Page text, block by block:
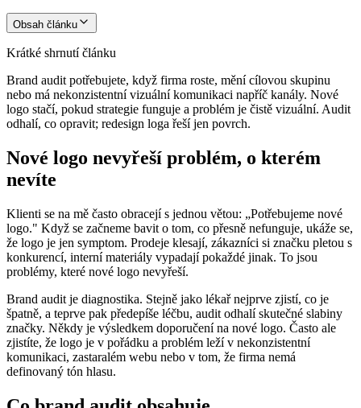
Obsah článku
Krátké shrnutí článku
Brand audit potřebujete, když firma roste, mění cílovou skupinu
nebo má nekonzistentní vizuální komunikaci napříč kanály. Nové
logo stačí, pokud strategie funguje a problém je čistě vizuální. Audit
odhalí, co opravit; redesign loga řeší jen povrch.
Nové logo nevyřeší problém, o kterém
nevíte
Klienti se na mě často obracejí s jednou větou: „Potřebujeme nové
logo." Když se začneme bavit o tom, co přesně nefunguje, ukáže se,
že logo je jen symptom. Prodeje klesají, zákazníci si značku pletou s
konkurencí, interní materiály vypadají pokaždé jinak. To jsou
problémy, které nové logo nevyřeší.
Brand audit je diagnostika. Stejně jako lékař nejprve zjistí, co je
špatně, a teprve pak předepíše léčbu, audit odhalí skutečné slabiny
značky. Někdy je výsledkem doporučení na nové logo. Často ale
zjistíte, že logo je v pořádku a problém leží v nekonzistentní
komunikaci, zastaralém webu nebo v tom, že firma nemá
definovaný tón hlasu.